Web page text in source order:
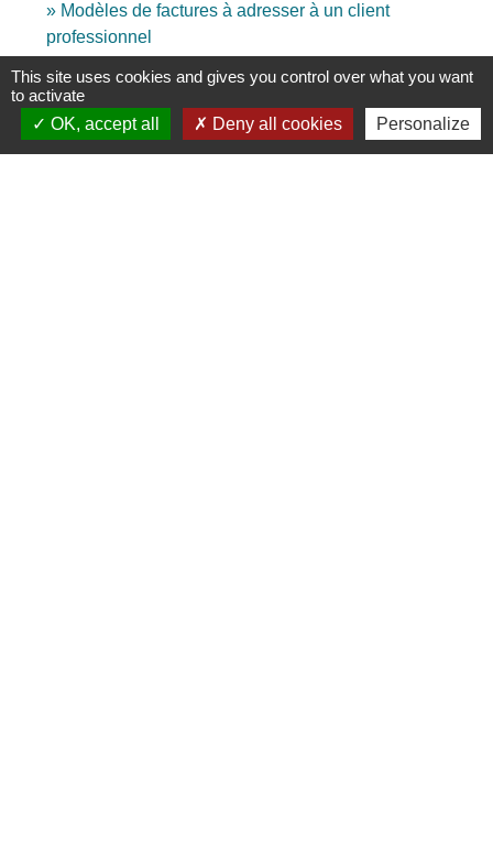
Modèles de factures à adresser à un client
professionnel
Demande d'attribution d'un numéro de TVA
intracommunautaire à un assujetti non redevable
Modèle d'acte de constitution de société
This site uses cookies and gives you control over what you want
to activate
OK, accept all
Deny all cookies Personalize